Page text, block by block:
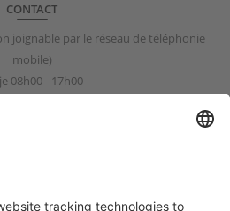
CONTACT
joignable par le réseau de téléphonie
mobile)
08h00 - 17h00
packaging.fr